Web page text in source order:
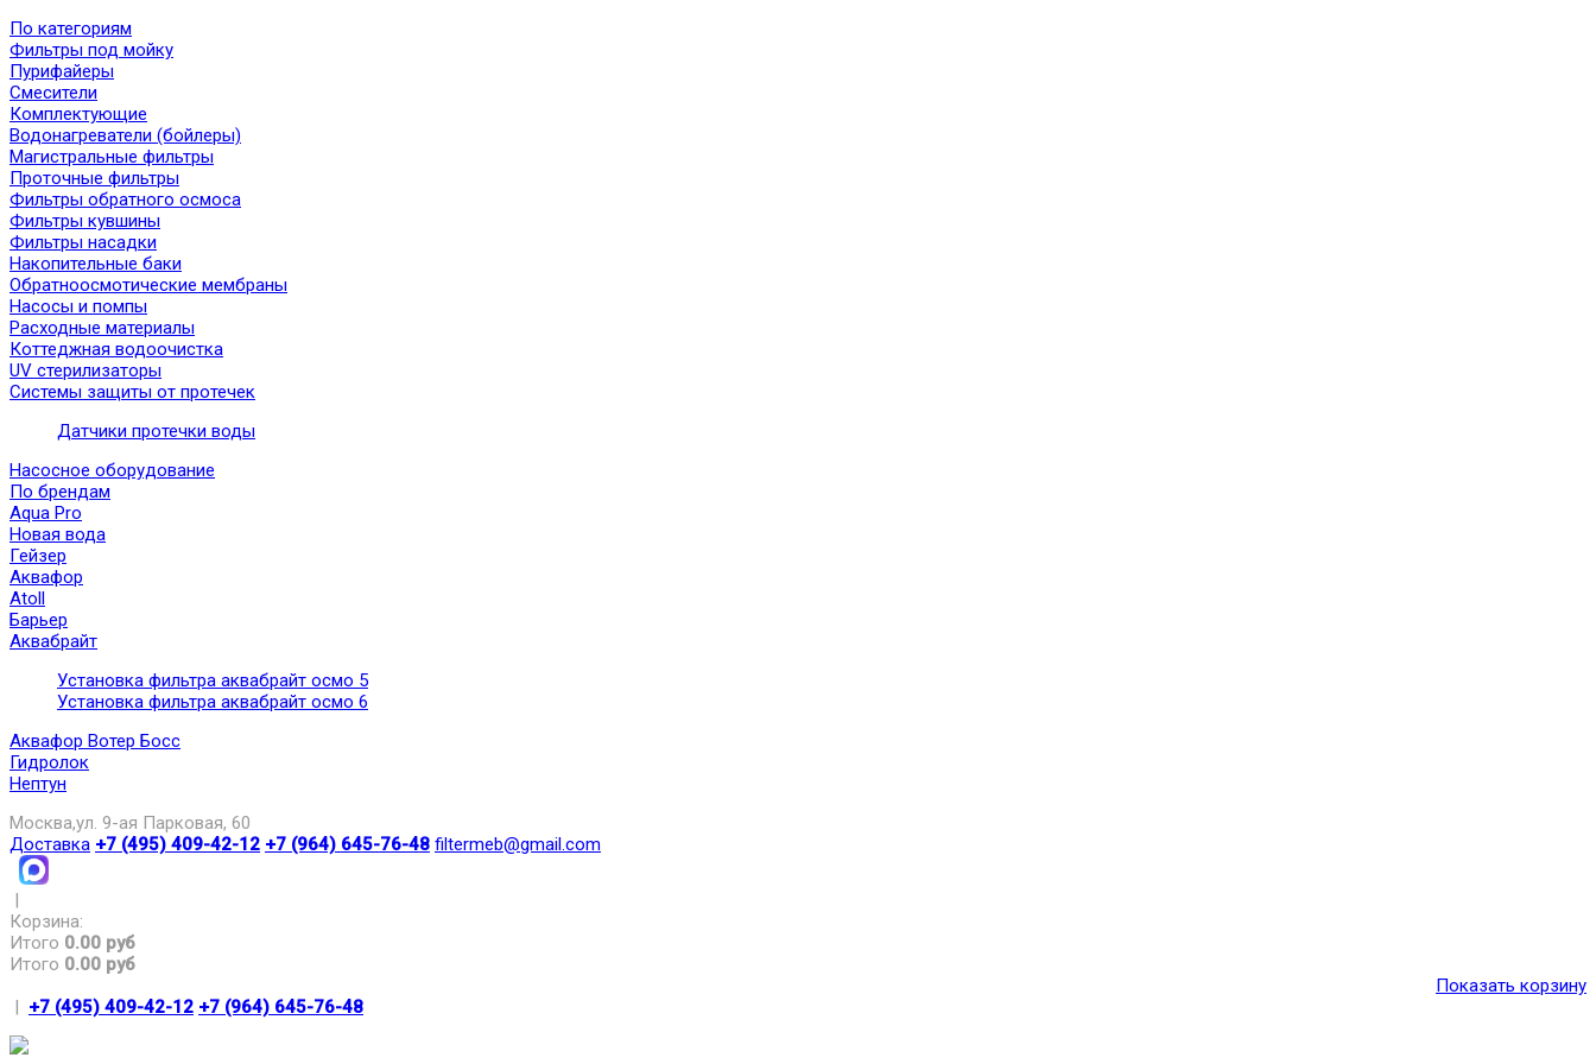
По категориям
Фильтры под мойку
Пурифайеры
Смесители
Комплектующие
Водонагреватели (бойлеры)
Магистральные фильтры
Проточные фильтры
Фильтры обратного осмоса
Фильтры кувшины
Фильтры насадки
Накопительные баки
Обратноосмотические мембраны
Насосы и помпы
Расходные материалы
Коттеджная водоочистка
UV стерилизаторы
Системы защиты от протечек
Датчики протечки воды
Насосное оборудование
По брендам
Aqua Pro
Новая вода
Гейзер
Аквафор
Atoll
Барьер
Аквабрайт
Установка фильтра аквабрайт осмо 5
Установка фильтра аквабрайт осмо 6
Аквафор Вотер Босс
Гидролок
Нептун
Москва,ул. 9-ая Парковая, 60
Доставка +7 (495) 409-42-12 +7 (964) 645-76-48 filtermeb@gmail.com
|
Корзина:
Итого 0.00 руб
Итого 0.00 руб
Показать корзину
| +7 (495) 409-42-12 +7 (964) 645-76-48